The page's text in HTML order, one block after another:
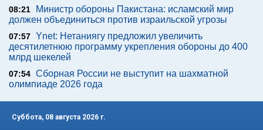
08:21
Министр обороны Пакистана: исламский мир
должен объединиться против израильской угрозы
07:57 Ynet: Нетаниягу предложил увеличить
десятилетнюю программу укрепления обороны до 400
млрд шекелей
07:54 Сборная России не выступит на шахматной
олимпиаде 2026 года
Суббота, 08 августа 2026 г.